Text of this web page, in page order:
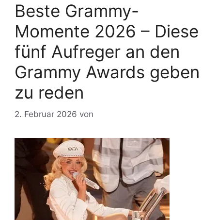
Beste Grammy-
Momente 2026 – Diese
fünf Aufreger an den
Grammy Awards geben
zu reden
2. Februar 2026 von